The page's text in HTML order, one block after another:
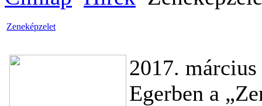
Zeneképzelet
2017.
Egerben a